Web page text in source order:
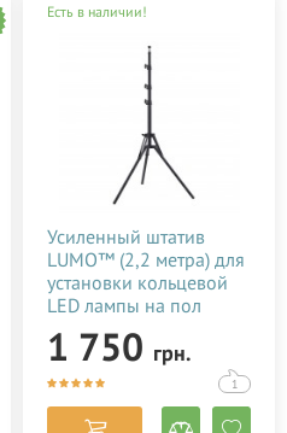
Есть в наличии!
Усиленный штатив
LUMO™ (2,2 метра) для
установки кольцевой
LED лампы на пол
купить в Киеве
(Украине)
1 750 грн.
1